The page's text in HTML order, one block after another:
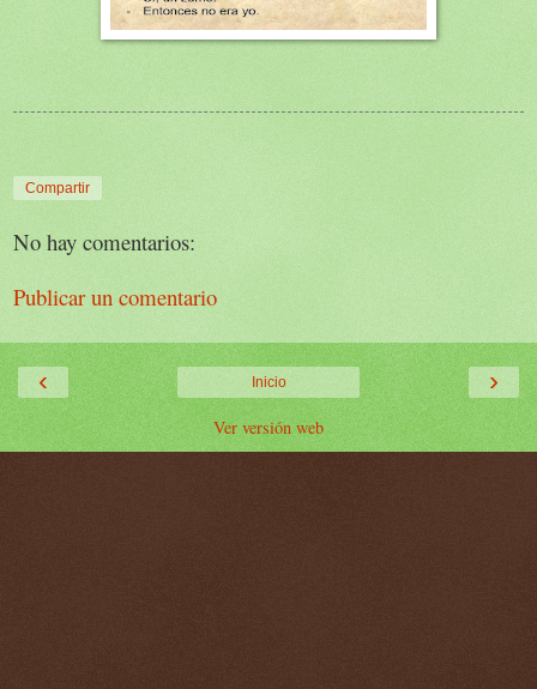
Compartir
No hay comentarios:
Publicar un comentario
‹ ›
Inicio
Ver versión web